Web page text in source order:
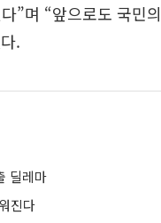
”며 “앞으로도 국민
.
딜레마
진다